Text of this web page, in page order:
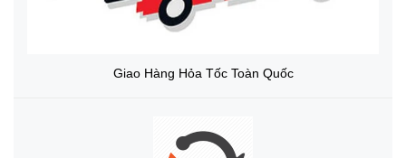
Giao Hàng Hỏa Tốc Toàn Quốc